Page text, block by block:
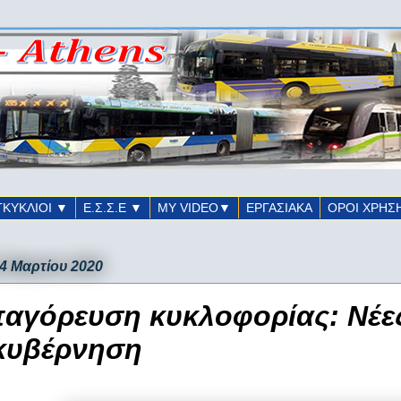
▼ Ε.Σ.Σ.Ε ▼ ΜΥ VIDEO▼ ΕΡΓΑΣΙΑΚΑ ΟΡΟΙ
Μαρτίου 2020
κυκλοφορίας: